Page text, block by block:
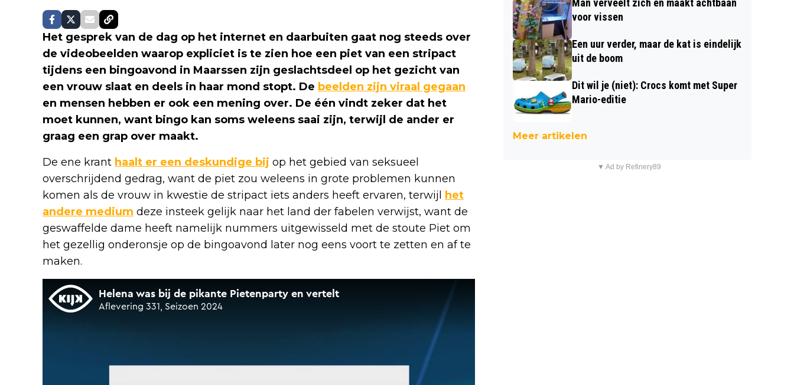
Het gesprek van de dag op het internet en daarbuiten gaat nog steeds over
de videobeelden waarop expliciet is te zien hoe een piet van een stripact
tijdens een bingoavond in Maarssen zijn geslachtsdeel op het gezicht van
een vrouw slaat en deels in haar mond stopt. De beelden zijn viraal gegaan
en mensen hebben er ook een mening over. De één vindt zeker dat het
moet kunnen, want bingo kan soms weleens saai zijn, terwijl de ander er
graag een grap over maakt.
De ene krant haalt er een deskundige bij op het gebied van seksueel
overschrijdend gedrag, want de piet zou weleens in grote problemen kunnen
komen als de vrouw in kwestie de stripact iets anders heeft ervaren, terwijl het
andere medium deze insteek gelijk naar het land der fabelen verwijst, want de
geswaffelde dame heeft namelijk nummers uitgewisseld met de stoute Piet om
het gezellig onderonsje op de bingoavond later nog eens voort te zetten en af te
maken.
Man verveelt zich en maakt achtbaan
voor vissen
Een uur verder, maar de kat is eindelijk
uit de boom
Dit wil je (niet): Crocs komt met Super
Mario-editie
Meer artikelen
▼ Ad by Refinery89